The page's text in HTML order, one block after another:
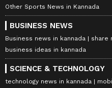
Other Sports News in Kannada
BUSINESS NEWS
Business news in kannada
share
business ideas in kannada
SCIENCE & TECHNOLOGY
technology news in kannada